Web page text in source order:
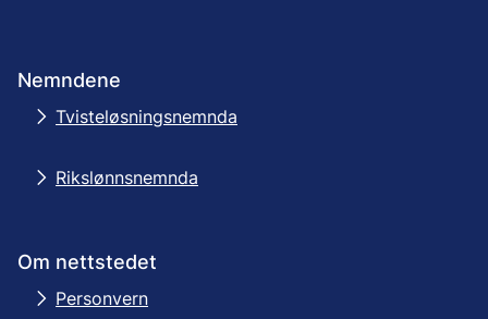
Nemndene
Tvisteløsningsnemnda
Rikslønnsnemnda
Om nettstedet
Personvern